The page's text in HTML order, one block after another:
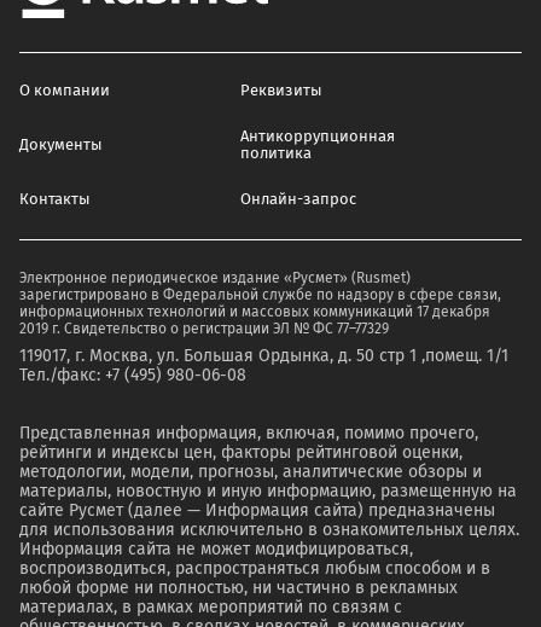
О компании Реквизиты
Документы
Антикоррупционная
политика
Контакты Онлайн-запрос
Электронное периодическое издание «Русмет» (Rusmet)
зарегистрировано в Федеральной службе по надзору в сфере связи,
информационных технологий и массовых коммуникаций 17 декабря
2019 г. Свидетельство о регистрации ЭЛ № ФС 77–77329
119017, г. Москва, ул. Большая Ордынка, д. 50 стр 1 ,помещ. 1/1
Тел./факс: +7 (495) 980-06-08
Представленная информация, включая, помимо прочего,
рейтинги и индексы цен, факторы рейтинговой оценки,
методологии, модели, прогнозы, аналитические обзоры и
материалы, новостную и иную информацию, размещенную на
сайте Русмет (далее — Информация сайта) предназначены
для использования исключительно в ознакомительных целях.
Информация сайта не может модифицироваться,
воспроизводиться, распространяться любым способом и в
любой форме ни полностью, ни частично в рекламных
материалах, в рамках мероприятий по связям с